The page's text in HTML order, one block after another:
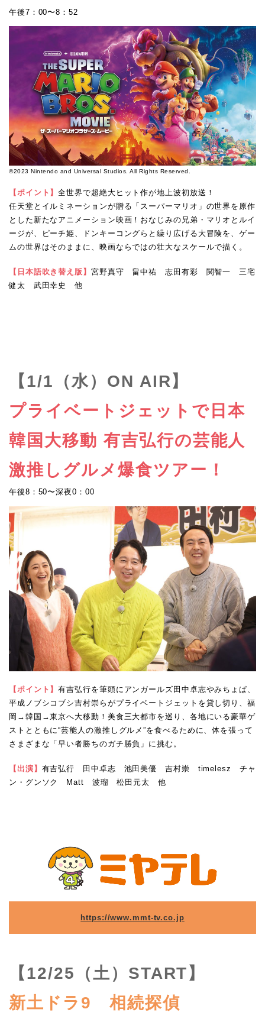
午後7：00〜8：52
©2023 Nintendo and Universal Studios. All Rights Reserved.
【ポイント】全世界で超絶大ヒット作が地上波初放送！
任天堂とイルミネーションが贈る「スーパーマリオ」の世界を原作
とした新たなアニメーション映画！おなじみの兄弟・マリオとルイ
ージが、ピーチ姫、ドンキーコングらと繰り広げる大冒険を、ゲー
ムの世界はそのままに、映画ならではの壮大なスケールで描く。
【日本語吹き替え版】 宮野真守 畠中祐 志田有彩 関智一 三宅
健太 武田幸史 他
【1/1（水）ON AIR】
プライベートジェットで日本
韓国大移動 有吉弘行の芸能人
激推しグルメ爆食ツアー！
午後8：50〜深夜0：00
【ポイント】有吉弘行を筆頭にアンガールズ田中卓志やみちょぱ、
平成ノブシコブシ吉村崇らがプライベートジェットを貸し切り、福
岡→韓国→東京へ大移動！美食三大都市を巡り、各地にいる豪華ゲ
ストとともに“芸能人の激推しグルメ”を食べるために、体を張って
さまざまな「早い者勝ちのガチ勝負」に挑む。
【出演】 有吉弘行 田中卓志 池田美優 吉村崇 timelesz チャ
ン・グンソク Matt 波瑠 松田元太 他
https://www.mmt-tv.co.jp
【12/25（土）START】
新土ドラ9 相続探偵